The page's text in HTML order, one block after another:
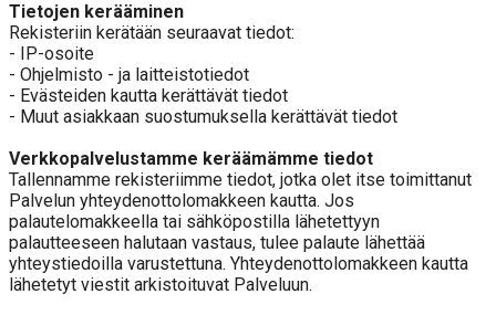
Tietojen kerääminen
Rekisteriin kerätään seuraavat tiedot:
- IP-osoite
- Ohjelmisto - ja laitteistotiedot
- Evästeiden kautta kerättävät tiedot
- Muut asiakkaan suostumuksella kerättävät tiedot
Verkkopalvelustamme keräämämme tiedot
Tallennamme rekisteriimme tiedot, jotka olet itse toimittanut
Palvelun yhteydenottolomakkeen kautta. Jos
palautelomakkeella tai sähköpostilla lähetettyyn
palautteeseen halutaan vastaus, tulee palaute lähettää
yhteystiedoilla varustettuna. Yhteydenottolomakkeen kautta
lähetetyt viestit arkistoituvat Palveluun.